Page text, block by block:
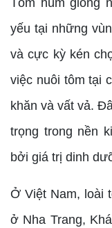
Tôm hùm giống
yếu tại những
và cực kỳ kén
việc nuôi tôm tại
khăn và vất vả.
trọng trong nền
bởi giá trị dinh
Ở Việt Nam, loài
ở Nha Trang,